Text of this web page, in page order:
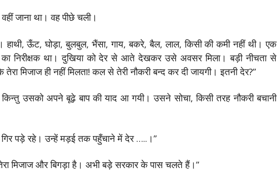
जाना था। वह पीछे चली।
हाथी, ऊँट, घोड़ा, बुलबुल, भैंसा, गाय, बकरे, बैल, लाल, किसी की कमी नहीं थी। एक
निरीक्षक था। दुखिया को देर से आते देखकर उसे अवसर मिला। बड़ी नीचता से
मिजाज ही नहीं मिलता! कल से तेरी नौकरी बन्द कर दी जायगी। इतनी देर?”
उसको अपने बूढ़े बाप की याद आ गयी। उसने सोचा, किसी तरह नौकरी बचानी
पड़े रहे। उन्हें मड़ई तक पहुँचाने में देर …..।”
तेरा मिजाज और बिगड़ा है। अभी बड़े सरकार के पास चलते हैं।”